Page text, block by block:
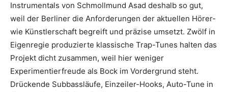
Instrumentals von Schmollmund Asad deshalb so gut,
weil der Berliner die Anforderungen der aktuellen Hörer-
wie Künstlerschaft begreift und präzise umsetzt. Zwölf in
Eigenregie produzierte klassische Trap-Tunes halten das
Projekt dicht zusammen, weil hier weniger
Experimentierfreude als Bock im Vordergrund steht.
Drückende Subbassläufe, Einzeiler-Hooks, Auto-Tune in